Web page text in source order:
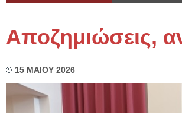
Αποζημιώσεις,
15 ΜΑΙΟΥ 2026